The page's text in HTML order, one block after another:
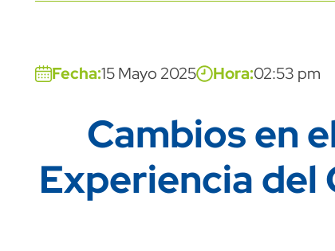
Fecha:15 Mayo 2025 Hora:02:53 pm
Cambios en
Experiencia del